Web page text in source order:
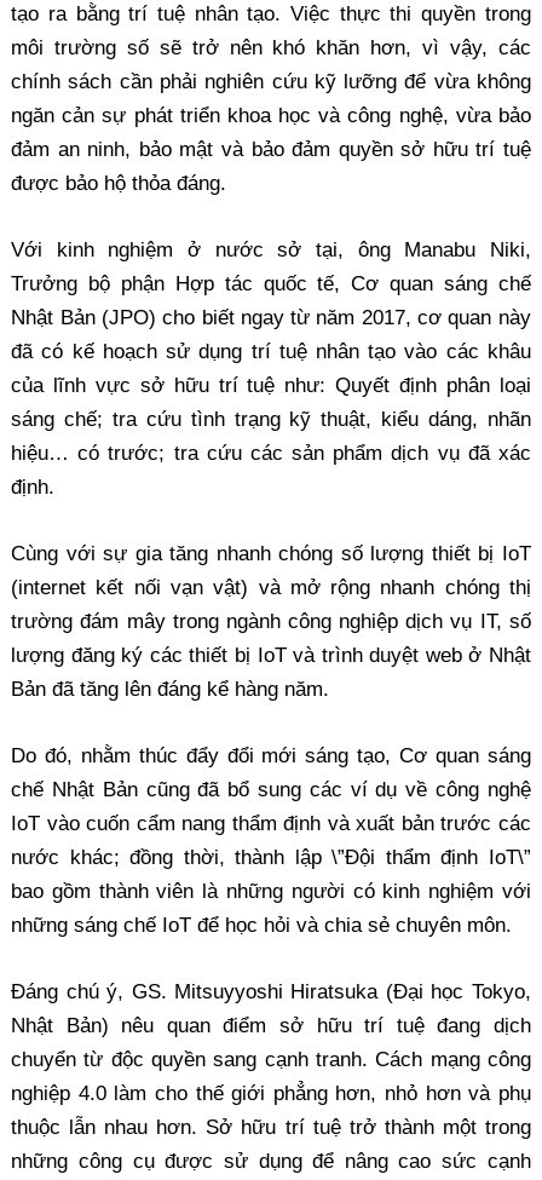
tạo ra bằng trí tuệ nhân tạo. Việc thực thi quyền trong
môi trường số sẽ trở nên khó khăn hơn, vì vậy, các
chính sách cần phải nghiên cứu kỹ lưỡng để vừa không
ngăn cản sự phát triển khoa học và công nghệ, vừa bảo
đảm an ninh, bảo mật và bảo đảm quyền sở hữu trí tuệ
được bảo hộ thỏa đáng.
Với kinh nghiệm ở nước sở tại, ông Manabu Niki,
Trưởng bộ phận Hợp tác quốc tế, Cơ quan sáng chế
Nhật Bản (JPO) cho biết ngay từ năm 2017, cơ quan này
đã có kế hoạch sử dụng trí tuệ nhân tạo vào các khâu
của lĩnh vực sở hữu trí tuệ như: Quyết định phân loại
sáng chế; tra cứu tình trạng kỹ thuật, kiểu dáng, nhãn
hiệu… có trước; tra cứu các sản phẩm dịch vụ đã xác
định.
Cùng với sự gia tăng nhanh chóng số lượng thiết bị IoT
(internet kết nối vạn vật) và mở rộng nhanh chóng thị
trường đám mây trong ngành công nghiệp dịch vụ IT, số
lượng đăng ký các thiết bị IoT và trình duyệt web ở Nhật
Bản đã tăng lên đáng kể hàng năm.
Do đó, nhằm thúc đẩy đổi mới sáng tạo, Cơ quan sáng
chế Nhật Bản cũng đã bổ sung các ví dụ về công nghệ
IoT vào cuốn cẩm nang thẩm định và xuất bản trước các
nước khác; đồng thời, thành lập \”Đội thẩm định IoT\”
bao gồm thành viên là những người có kinh nghiệm với
những sáng chế IoT để học hỏi và chia sẻ chuyên môn.
Đáng chú ý, GS. Mitsuyyoshi Hiratsuka (Đại học Tokyo,
Nhật Bản) nêu quan điểm sở hữu trí tuệ đang dịch
chuyển từ độc quyền sang cạnh tranh. Cách mạng công
nghiệp 4.0 làm cho thế giới phẳng hơn, nhỏ hơn và phụ
thuộc lẫn nhau hơn. Sở hữu trí tuệ trở thành một trong
những công cụ được sử dụng để nâng cao sức cạnh